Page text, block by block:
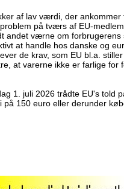
af lav værdi, der
på tværs af EU-
andet værne om
at handle hos danske og
de krav, som EU bl.a.
at varerne ikke er farlige for
1. juli 2026 trådte EU's told
på 150 euro eller derunder